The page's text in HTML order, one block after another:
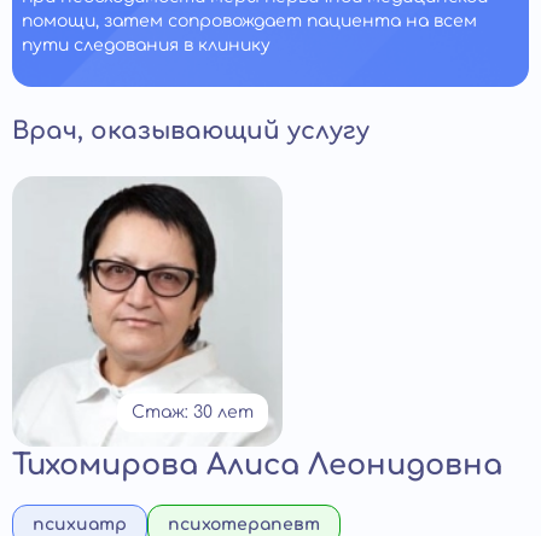
помощи, затем сопровождает пациента на всем
пути следования в клинику
Врач, оказывающий услугу
Стаж: 30 лет
Тихомирова Алиса Леонидовна
психиатр психотерапевт